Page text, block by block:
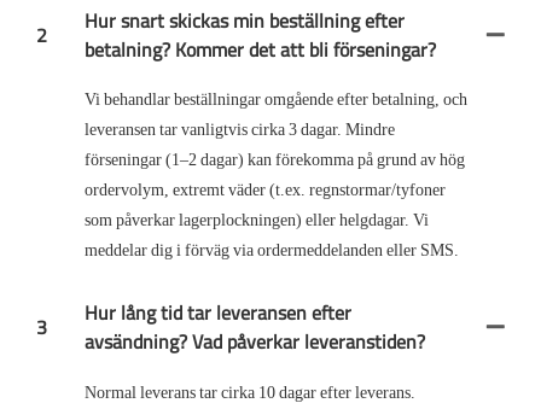
2
Hur snart skickas min beställning efter
betalning? Kommer det att bli förseningar?
Vi behandlar beställningar omgående efter betalning, och
leveransen tar vanligtvis cirka 3 dagar. Mindre
förseningar (1–2 dagar) kan förekomma på grund av hög
ordervolym, extremt väder (t.ex. regnstormar/tyfoner
som påverkar lagerplockningen) eller helgdagar. Vi
meddelar dig i förväg via ordermeddelanden eller SMS.
3
Hur lång tid tar leveransen efter
avsändning? Vad påverkar leveranstiden?
Normal leverans tar cirka 10 dagar efter leverans.